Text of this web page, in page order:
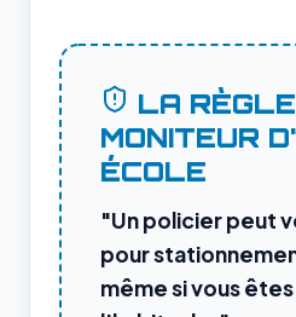
LA
MONITEUR
ÉCOLE
"Un policier peut
pour
même si vous êtes